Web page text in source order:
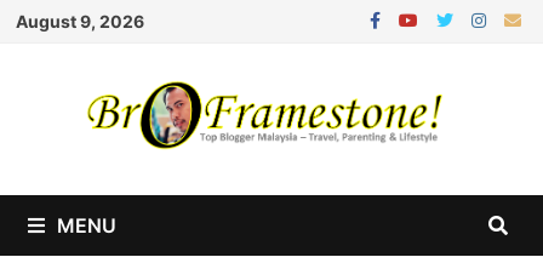
Skip
August 9, 2026
MENU